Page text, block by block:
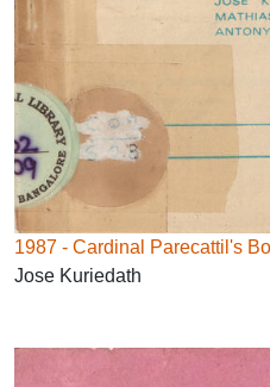
1987 - Cardinal Parecattil's
Jose Kuriedath